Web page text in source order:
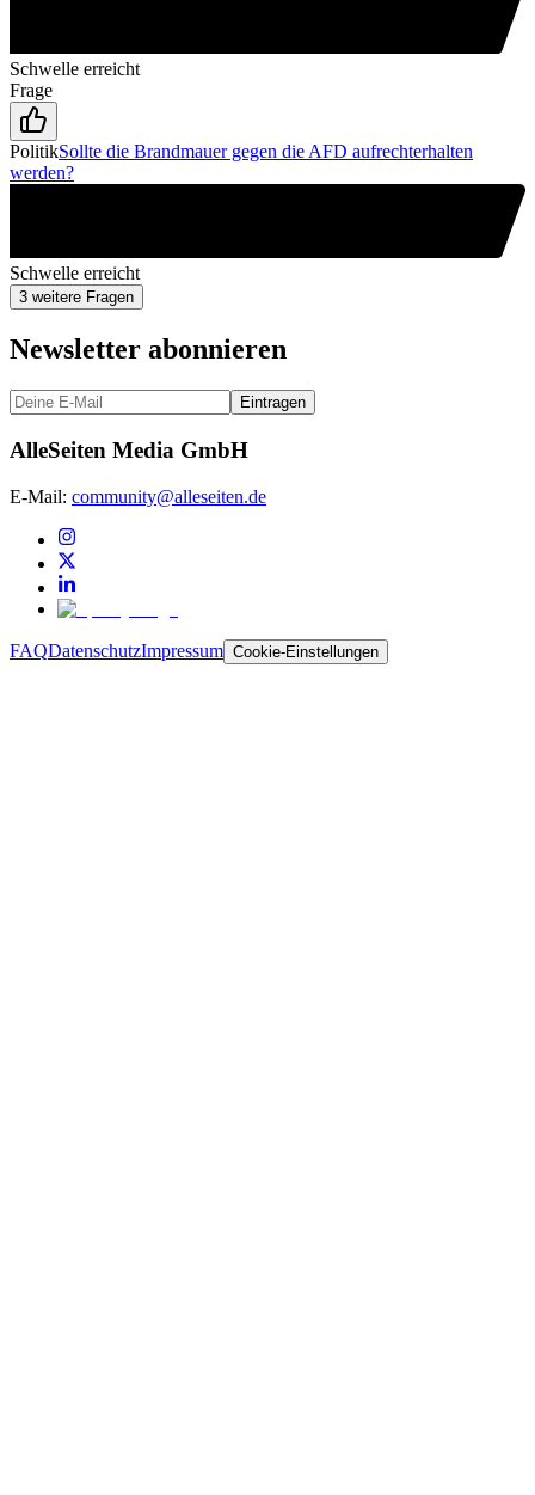
Schwelle erreicht
Frage
PolitikSollte die Brandmauer gegen die AFD aufrechterhalten
werden?
Schwelle erreicht
3 weitere Fragen
Newsletter abonnieren
Eintragen
AlleSeiten Media GmbH
E-Mail: community@alleseiten.de
FAQDatenschutzImpressum Cookie-Einstellungen